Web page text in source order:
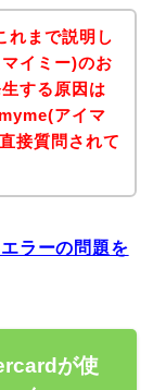
れまで説明し
イミー)のお
する原因は
アイマ
接質問されて
ラーの問題を
が使